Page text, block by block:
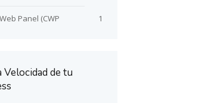
Panel (CWP 1
Velocidad de tu